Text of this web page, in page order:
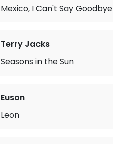
Mexico, I Can't Say Goodbye
Terry Jacks
Seasons in the Sun
Euson
Leon